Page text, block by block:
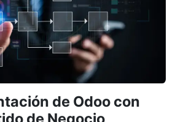
de Odoo con